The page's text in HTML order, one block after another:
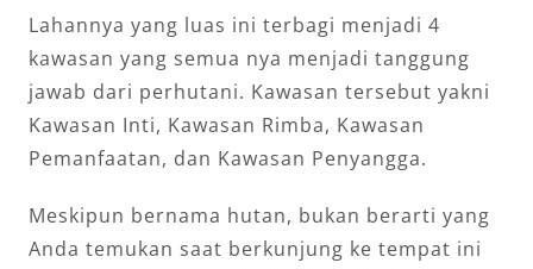
Lahannya yang luas ini terbagi menjadi 4
kawasan yang semua nya menjadi tanggung
jawab dari perhutani. Kawasan tersebut yakni
Kawasan Inti, Kawasan Rimba, Kawasan
Pemanfaatan, dan Kawasan Penyangga.
Meskipun bernama hutan, bukan berarti yang
Anda temukan saat berkunjung ke tempat ini